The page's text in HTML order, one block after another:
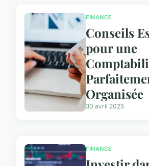
FINANCE
Conseils
pour une
Organisée
30 avril 2025
FINANCE